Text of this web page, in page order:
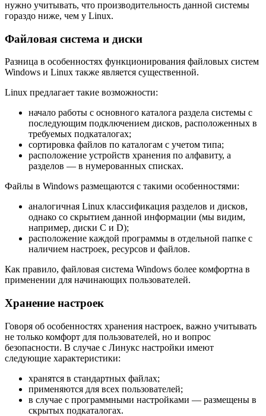
нужно учитывать, что производительность данной системы
гораздо ниже, чем у Linux.
Файловая система и диски
Разница в особенностях функционирования файловых систем
Windows и Linux также является существенной.
Linux предлагает такие возможности:
начало работы с основного каталога раздела системы с
последующим подключением дисков, расположенных в
требуемых подкаталогах;
сортировка файлов по каталогам с учетом типа;
расположение устройств хранения по алфавиту, а
разделов — в нумерованных списках.
Файлы в Windows размещаются с такими особенностями:
аналогичная Linux классификация разделов и дисков,
однако со скрытием данной информации (мы видим,
например, диски C и D);
расположение каждой программы в отдельной папке с
наличием настроек, ресурсов и файлов.
Как правило, файловая система Windows более комфортна в
применении для начинающих пользователей.
Хранение настроек
Говоря об особенностях хранения настроек, важно учитывать
не только комфорт для пользователей, но и вопрос
безопасности. В случае с Линукс настройки имеют
следующие характеристики:
хранятся в стандартных файлах;
применяются для всех пользователей;
в случае с программными настройками — размещены в
скрытых подкаталогах.